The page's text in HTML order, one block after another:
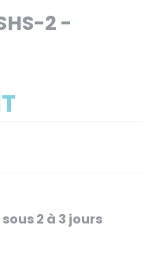
2 -
2 à 3 jours